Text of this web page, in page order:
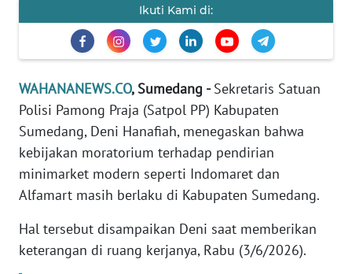
Ikuti Kami di:
WAHANANEWS.CO, Sumedang -Sekretaris Satuan
Polisi Pamong Praja (Satpol PP) Kabupaten
Sumedang, Deni Hanafiah, menegaskan bahwa
kebijakan moratorium terhadap pendirian
minimarket modern seperti Indomaret dan
Alfamart masih berlaku di Kabupaten Sumedang.
Hal tersebut disampaikan Deni saat memberikan
keterangan di ruang kerjanya, Rabu (3/6/2026).
DISCLAIMER
Wahana
News
Regional
WN